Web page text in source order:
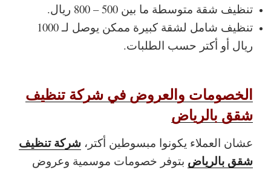
تنظيف شقة متوسطة ما بين 500 – 800 ريال.
تنظيف شامل لشقة كبيرة ممكن يوصل لـ 1000
ريال أو أكتر حسب الطلبات.
الخصومات والعروض في شركة تنظيف
شقق بالرياض
عشان العملاء يكونوا مبسوطين أكتر، شركة تنظيف
شقق بالرياض بتوفر خصومات موسمية وعروض